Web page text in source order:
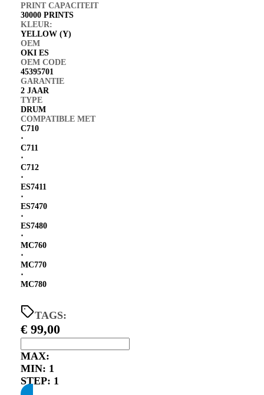
PRINT CAPACITEIT
30000 PRINTS
KLEUR:
YELLOW (Y)
OEM
OKI ES
OEM CODE
45395701
GARANTIE
2 JAAR
TYPE
DRUM
COMPATIBLE MET
C710
⋅
C711
⋅
C712
⋅
ES7411
⋅
ES7470
⋅
ES7480
⋅
MC760
⋅
MC770
⋅
MC780
TAGS:
€ 99,00
MAX:
MIN: 1
STEP: 1